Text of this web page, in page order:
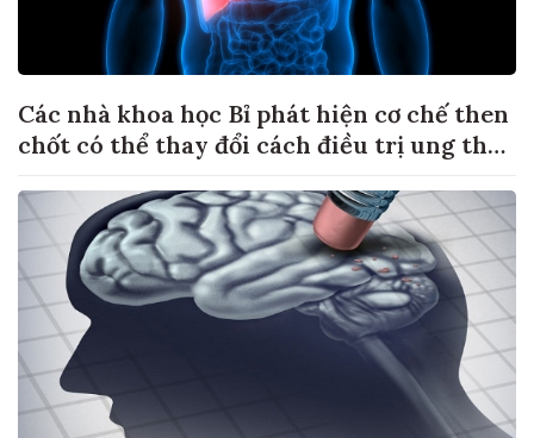
Các nhà khoa học Bỉ phát hiện cơ chế then
chốt có thể thay đổi cách điều trị ung thư